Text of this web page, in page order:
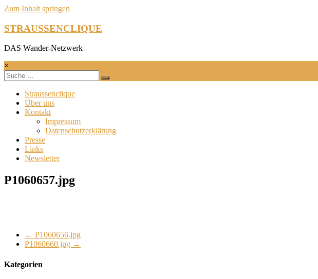
Zum Inhalt springen
STRAUSSENCLIQUE
DAS Wander-Netzwerk
×
Straussenclique
Über uns
Kontakt
Impressum
Datenschutzerklärung
Presse
Links
Newsletter
P1060657.jpg
← P1060656.jpg
P1060660.jpg →
Kategorien